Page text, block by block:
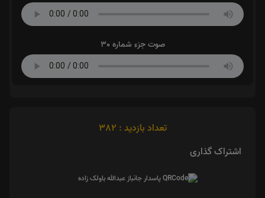
صوت جزء شماره 30
تعداد بازدید : 382
اشتراک گذاری